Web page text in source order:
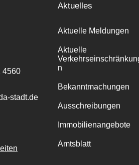
4560
stadt.de
Aktuelles
Aktuelle Meldungen
Aktuelle
n
Bekanntmachungen
Ausschreibungen
Immobilienangebote
Amtsblatt